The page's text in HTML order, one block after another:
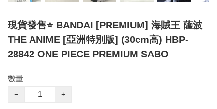
現貨發售⭐ BANDAI [PREMIUM] 海賊王 薩波
THE ANIME [亞洲特別版] (30cm高) HBP-
28842 ONE PIECE PREMIUM SABO
數量
−
+